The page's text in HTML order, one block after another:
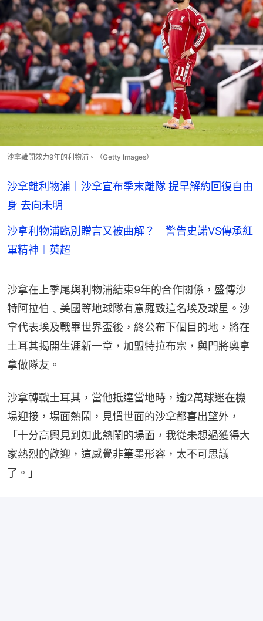
沙拿離開效力9年的利物浦。（Getty Images）
沙拿離利物浦｜沙拿宣布季末離隊 提早解約回復自由
身 去向未明
沙拿利物浦臨別贈言又被曲解？ 警告史諾VS傳承紅
軍精神︱英超
沙拿在上季尾與利物浦結束9年的合作關係，盛傳沙
特阿拉伯﹑美國等地球隊有意羅致這名埃及球星。沙
拿代表埃及戰畢世界盃後，終公布下個目的地，將在
土耳其揭開生涯新一章，加盟特拉布宗，與門將奧拿
拿做隊友。
沙拿轉戰土耳其，當他抵達當地時，逾2萬球迷在機
場迎接，場面熱鬧，見慣世面的沙拿都喜出望外，
「十分高興見到如此熱鬧的場面，我從未想過獲得大
家熱烈的歡迎，這感覺非筆墨形容，太不可思議
了。」